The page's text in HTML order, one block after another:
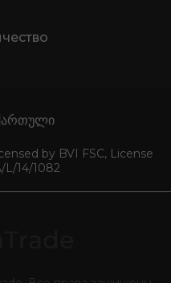
by BVI FSC, License
L/14/1082